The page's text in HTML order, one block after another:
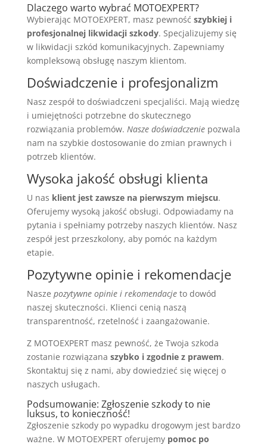
Dlaczego warto wybrać MOTOEXPERT?
Wybierając MOTOEXPERT, masz pewność szybkiej i
profesjonalnej likwidacji szkody. Specjalizujemy się
w likwidacji szkód komunikacyjnych. Zapewniamy
kompleksową obsługę naszym klientom.
Doświadczenie i profesjonalizm
Nasz zespół to doświadczeni specjaliści. Mają wiedzę
i umiejętności potrzebne do skutecznego
rozwiązania problemów. Nasze doświadczeniepozwala
nam na szybkie dostosowanie do zmian prawnych i
potrzeb klientów.
Wysoka jakość obsługi klienta
U nas klient jest zawsze na pierwszym miejscu.
Oferujemy wysoką jakość obsługi. Odpowiadamy na
pytania i spełniamy potrzeby naszych klientów. Nasz
zespół jest przeszkolony, aby pomóc na każdym
etapie.
Pozytywne opinie i rekomendacje
Nasze pozytywne opinie i rekomendacjeto dowód
naszej skuteczności. Klienci cenią naszą
transparentność, rzetelność i zaangażowanie.
Z MOTOEXPERT masz pewność, że Twoja szkoda
zostanie rozwiązana szybko i zgodnie z prawem.
Skontaktuj się z nami, aby dowiedzieć się więcej o
naszych usługach.
Podsumowanie: Zgłoszenie szkody to nie
luksus, to konieczność!
Zgłoszenie szkody po wypadku drogowym jest bardzo
ważne. W MOTOEXPERT oferujemy pomoc po